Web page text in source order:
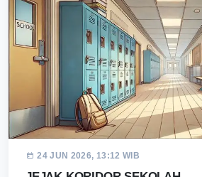
24 JUN 2026, 13:12 WIB